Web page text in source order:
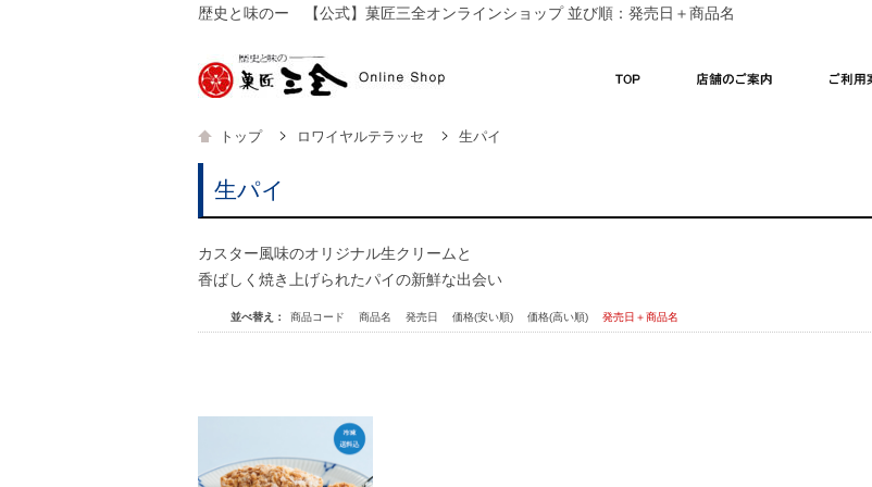
歴史と味のー 【公式】菓匠三全オンラインショップ 並び順：発売日＋商品名
店舗のご案内
トップ ロワイヤルテラッセ 生パイ
生パイ
カスター風味のオリジナル生クリームと
香ばしく焼き上げられたパイの新鮮な出会い
並べ替え： 商品コード 商品名 発売日 価格(安い順) 価格(高い順) 発売日＋商品名